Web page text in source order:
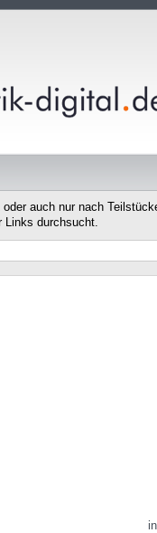
auch nur nach
Links durchsucht.